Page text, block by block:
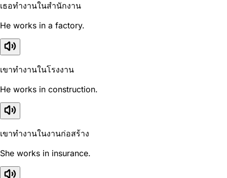
เธอทำงานในสำนักงาน
He works in a factory.
เขาทำงานในโรงงาน
He works in construction.
เขาทำงานในงานก่อสร้าง
She works in insurance.